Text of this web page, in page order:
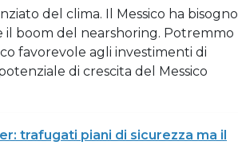
del clima. Il Messico ha bisogno
boom del nearshoring. Potremmo
favorevole agli investimenti di
di crescita del Messico
trafugati piani di sicurezza ma il